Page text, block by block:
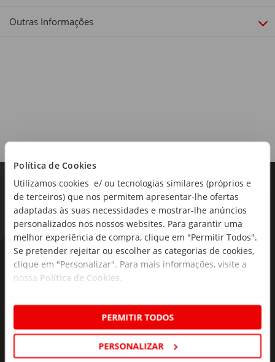
Política de Cookies
Utilizamos cookies e/ ou tecnologias similares (próprios e
de terceiros) que nos permitem apresentar-lhe ofertas
adaptadas às suas necessidades e mostrar-lhe anúncios
personalizados nos nossos websites. Para garantir uma
melhor experiência de compra, clique em "Permitir Todos".
Se pretender rejeitar ou escolher as categorias de cookies,
clique em "Personalizar". Para mais informações, visite a
nossa Política de Cookies.
PERMITIR TODOS
PERSONALIZAR
preparação indicados. Adaptar o tempo de cozedura à
adquirir um aspeto dourado e estaladiço. Não cozinhar em
demasia.
Outras Informações
As novidades mais frescas no
seu e-mail!
Subscreva e descubra campanhas exclusivas,
ofertas e novidades para si.
Insira o seu e-